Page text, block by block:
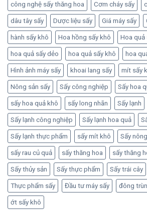
công nghệ sấy thăng hoa Cơm cháy sấy
dâu tây sấy Dược liệu sấy Giá máy sấy
hành sấy khô Hoa hồng sấy khô Hoa quả
hoa quả sấy dẻo hoa quả sấy khô hoa
Hình ảnh máy sấy khoai lang sấy mít sấy
Nông sản sấy Sấy công nghiệp Sấy hoa
sấy hoa quả khô sấy long nhãn Sấy lạnh
Sấy lạnh công nghiệp Sấy lạnh hoa quả
Sấy lạnh thực phẩm sấy mít khô Sấy
sấy rau củ quả sấy thăng hoa sấy thăng
Sấy thủy sản Sấy thực phẩm Sấy trái cây
Thực phẩm sấy Đầu tư máy sấy đông
ớt sấy khô